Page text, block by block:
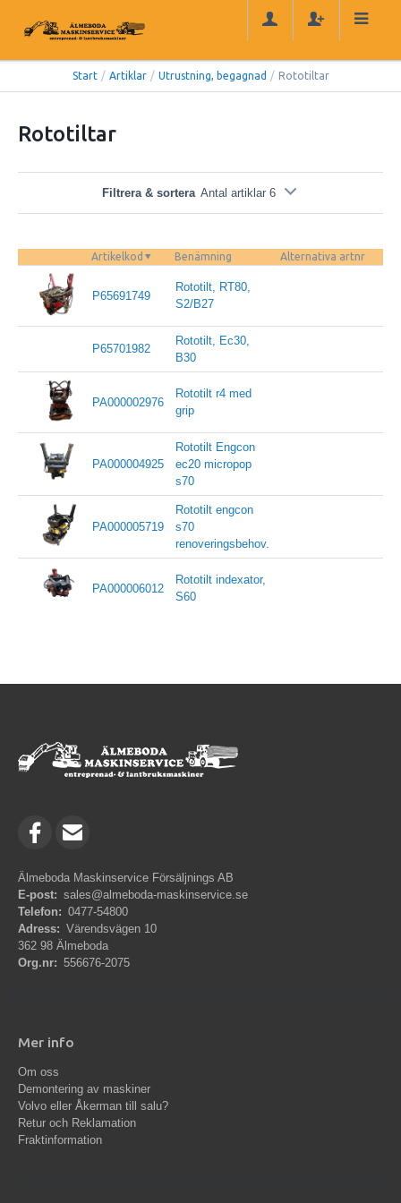
Start / Artiklar / Utrustning, begagnad / Rototiltar
Rototiltar
Filtrera & sortera Antal artiklar 6
Artikelkod Benämning Alternativa artnr
P65691749
Rototilt, RT80,
S2/B27
P65701982
Rototilt, Ec30,
B30
PA000002976
Rototilt r4 med
grip
PA000004925
Rototilt Engcon
ec20 micropop
s70
PA000005719
Rototilt engcon
s70
renoveringsbehov.
PA000006012
Rototilt indexator,
S60
Älmeboda Maskinservice Försäljnings AB
E-post: sales@almeboda-maskinservice.se
Telefon: 0477-54800
Adress: Värendsvägen 10
362 98 Älmeboda
Org.nr: 556676-2075
Mer info
Om oss
Demontering av maskiner
Volvo eller Åkerman till salu?
Retur och Reklamation
Fraktinformation